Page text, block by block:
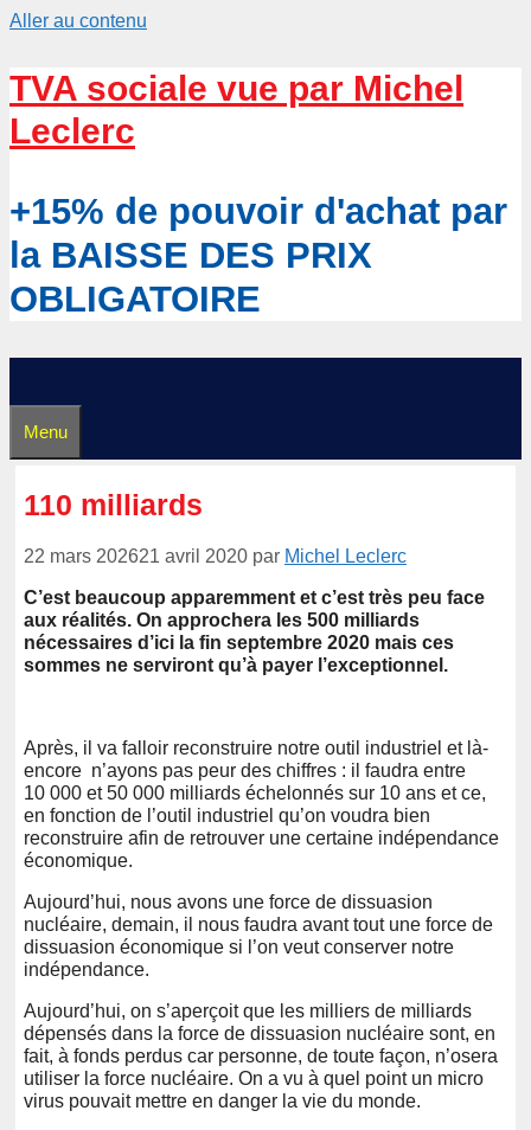
Aller au contenu
TVA sociale vue par Michel
Leclerc
+15% de pouvoir d'achat par
la BAISSE DES PRIX
OBLIGATOIRE
Menu
110 milliards
22 mars 202621 avril 2020 par Michel Leclerc
C’est beaucoup apparemment et c’est très peu face
aux réalités. On approchera les 500 milliards
nécessaires d’ici la fin septembre 2020 mais ces
sommes ne serviront qu’à payer l’exceptionnel.
Après, il va falloir reconstruire notre outil industriel et là-
encore n’ayons pas peur des chiffres : il faudra entre
10 000 et 50 000 milliards échelonnés sur 10 ans et ce,
en fonction de l’outil industriel qu’on voudra bien
reconstruire afin de retrouver une certaine indépendance
économique.
Aujourd’hui, nous avons une force de dissuasion
nucléaire, demain, il nous faudra avant tout une force de
dissuasion économique si l’on veut conserver notre
indépendance.
Aujourd’hui, on s’aperçoit que les milliers de milliards
dépensés dans la force de dissuasion nucléaire sont, en
fait, à fonds perdus car personne, de toute façon, n’osera
utiliser la force nucléaire. On a vu à quel point un micro
virus pouvait mettre en danger la vie du monde.